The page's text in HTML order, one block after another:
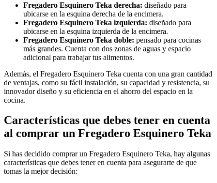
Fregadero Esquinero Teka derecha: diseñado para
ubicarse en la esquina derecha de la encimera.
Fregadero Esquinero Teka izquierda: diseñado para
ubicarse en la esquina izquierda de la encimera.
Fregadero Esquinero Teka doble: pensado para cocinas
más grandes. Cuenta con dos zonas de aguas y espacio
adicional para trabajar tus alimentos.
Además, el Fregadero Esquinero Teka cuenta con una gran cantidad
de ventajas, como su fácil instalación, su capacidad y resistencia, su
innovador diseño y su eficiencia en el ahorro del espacio en la
cocina.
Características que debes tener en cuenta
al comprar un Fregadero Esquinero Teka
Si has decidido comprar un Fregadero Esquinero Teka, hay algunas
características que debes tener en cuenta para asegurarte de que
tomas la mejor decisión: